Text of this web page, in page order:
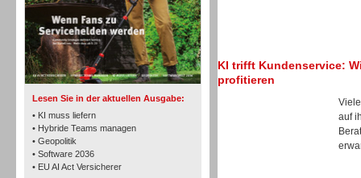
Lesen Sie in der aktuellen Ausgabe:
• KI muss liefern
• Hybride Teams managen
• Geopolitik
• Software 2036
• EU AI Act Versicherer
TK- und ACD-Systeme
Workforce-Management
KI trifft Kundenservice:
profitieren
auf